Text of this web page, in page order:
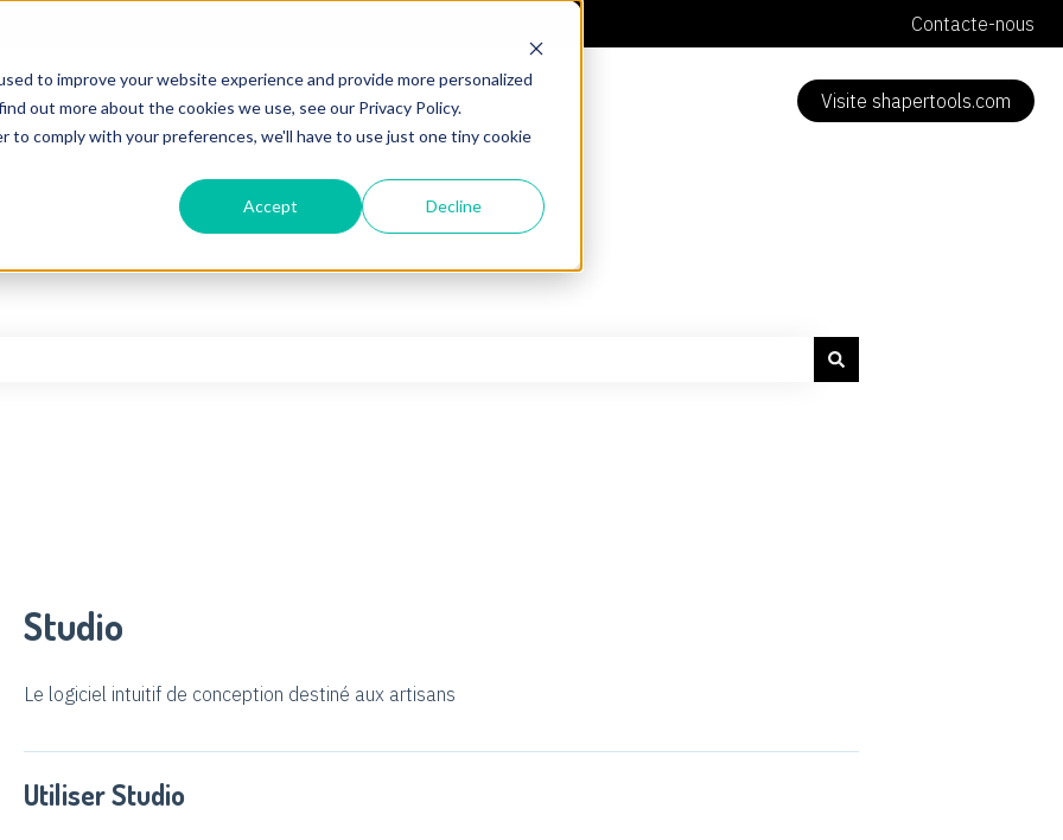
to improve your website experience and provide more personalized
out more about the cookies we use, see our Privacy Policy.
comply with your preferences, we'll have to use just one tiny cookie
Accept Decline
Contacte-nous
Visite shapertools.com
Studio
Le logiciel intuitif de conception destiné aux artisans
Utiliser Studio